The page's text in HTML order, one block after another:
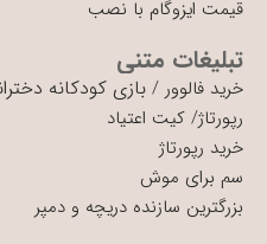
قیمت ایزوگام با نصب
تبلیغات متنی
خرید فالوور / بازی کودکانه
رپورتاژ/ کیت اعتیاد
خرید رپورتاژ
سم برای موش
بزرگترین سازنده دریچه و دمپر